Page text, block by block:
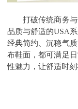
打破传统商务与
品质与舒适的USA
经典简约、沉稳气
布鞋面，都可满足
性魅力，让舒适时刻